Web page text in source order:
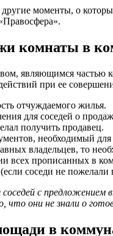
моменты, о
комнаты в
являющимся частью
при ее
отчуждаемого жилья.
для соседей о
получить продавец.
необходимый
владельцев, то
всех прописанных в
соседи не
с
что они не знали о
в